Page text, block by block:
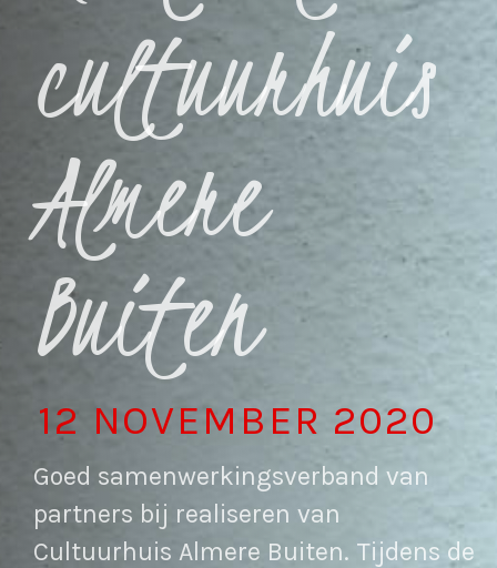
cultuurhuis
Almere
Buiten
12 NOVEMBER 2020
Goed samenwerkingsverband van
partners bij realiseren van
Cultuurhuis Almere Buiten. Tijdens de